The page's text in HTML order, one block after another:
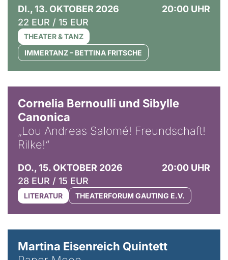
DI., 13. OKTOBER 2026
20:00 UHR
22 EUR / 15 EUR
THEATER & TANZ
IMMERTANZ – BETTINA FRITSCHE
Cornelia Bernoulli und Sibylle
Canonica
„Lou Andreas Salomé! Freundschaft!
Rilke!“
DO., 15. OKTOBER 2026
20:00 UHR
28 EUR / 15 EUR
LITERATUR THEATERFORUM GAUTING E.V.
Martina Eisenreich Quintett